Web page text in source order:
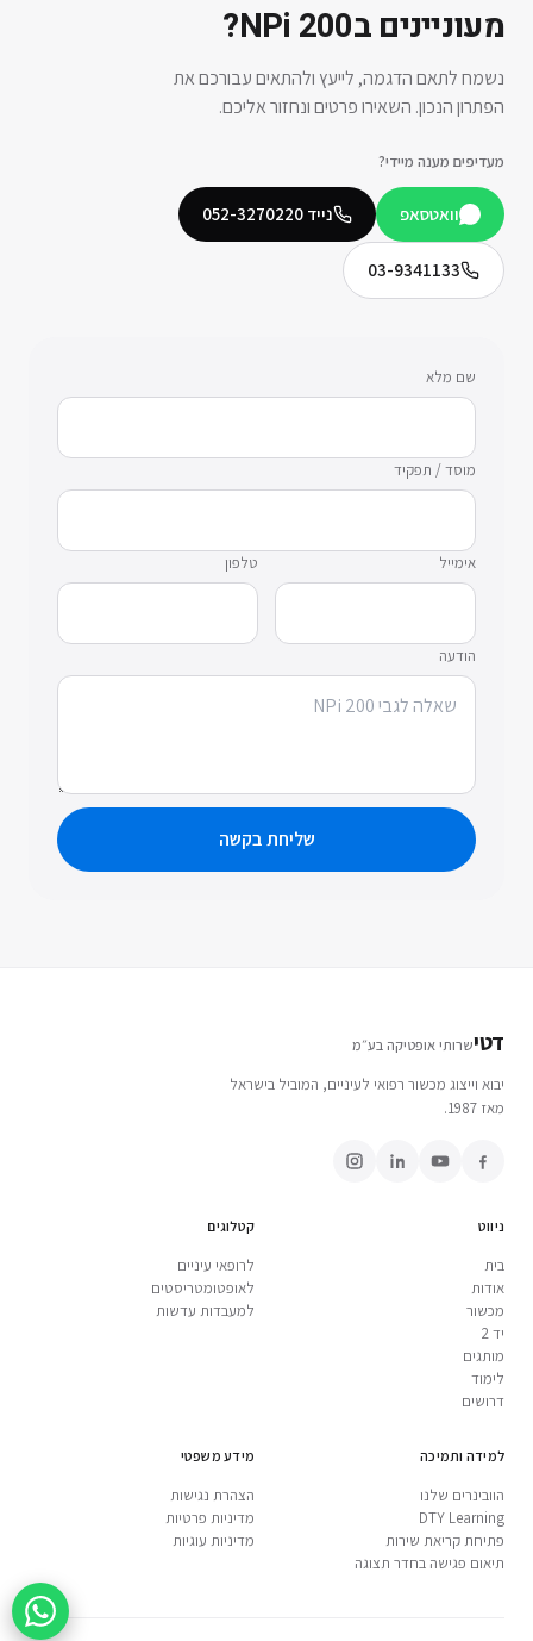
מעוניינים בNPi 200
?
נשמח לתאם הדגמה, לייעץ ולהתאים עבורכם את
הפתרון הנכון. השאירו פרטים ונחזור אליכם.
מעדיפים מענה מיידי?
וואטסאפ נייד 052-3270220
03-9341133
שם מלא
מוסד / תפקיד
אימייל טלפון
הודעה
שליחת בקשה
דטישרותי אופטיקה בע״מ
יבוא וייצוג מכשור רפואי לעיניים, המוביל בישראל
מאז 1987.
ניווט
בית
אודות
מכשור
יד 2
מותגים
לימוד
דרושים
קטלוגים
לרופאי עיניים
לאופטומטריסטים
למעבדות עדשות
למידה ותמיכה
הוובינרים שלנו
DTY Learning
פתיחת קריאת שירות
תיאום פגישה בחדר תצוגה
מידע משפטי
הצהרת נגישות
מדיניות פרטיות
מדיניות עוגיות